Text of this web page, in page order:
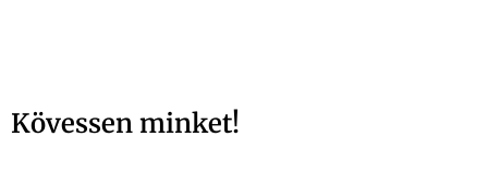
Kövessen minket!